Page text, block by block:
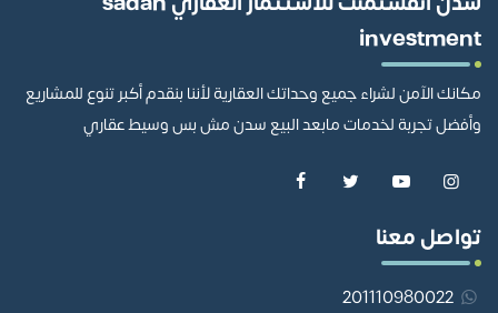
investment
مكانك الآمن لشراء جميع وحداتك العقارية لأننا بنقدم أكبر تنوع للمشاريع
وأفضل تجربة لخدمات مابعد البيع سدن مش بس وسيط عقاري
تواصل معنا
201110980022